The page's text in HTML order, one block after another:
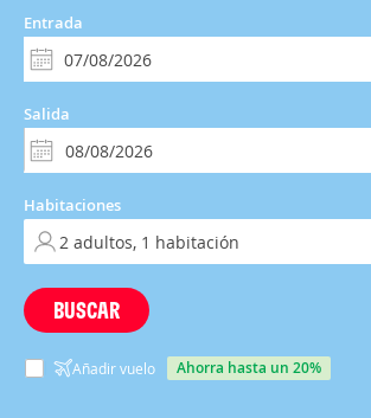
Entrada
Salida
Habitaciones
BUSCAR
Añadir vuelo ahorra hasta un 20%